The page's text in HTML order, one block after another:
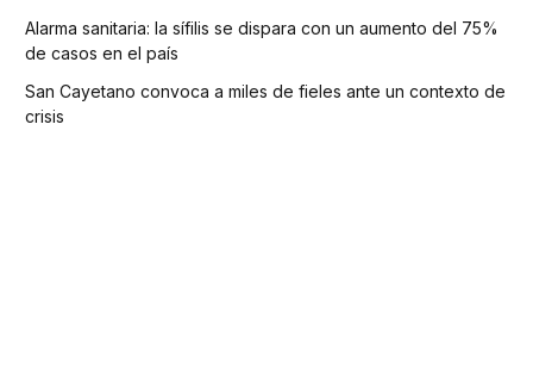
Alarma sanitaria: la sífilis se dispara con un aumento del 75%
de casos en el país
San Cayetano convoca a miles de fieles ante un contexto de
crisis